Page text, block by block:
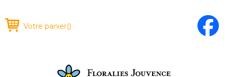
Votre panier()